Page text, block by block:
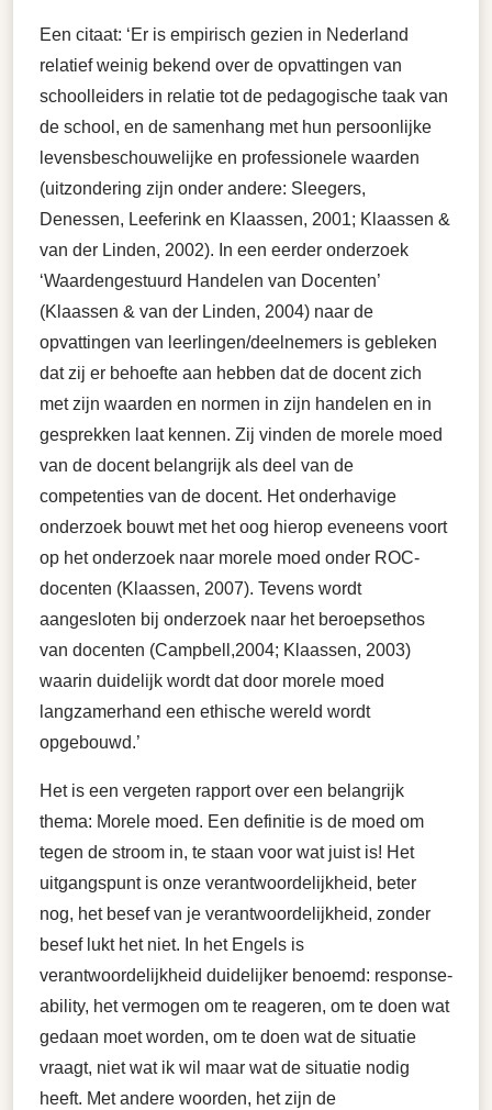
Een citaat: ‘Er is empirisch gezien in Nederland
relatief weinig bekend over de opvattingen van
schoolleiders in relatie tot de pedagogische taak van
de school, en de samenhang met hun persoonlijke
levensbeschouwelijke en professionele waarden
(uitzondering zijn onder andere: Sleegers,
Denessen, Leeferink en Klaassen, 2001; Klaassen &
van der Linden, 2002). In een eerder onderzoek
‘Waardengestuurd Handelen van Docenten’
(Klaassen & van der Linden, 2004) naar de
opvattingen van leerlingen/deelnemers is gebleken
dat zij er behoefte aan hebben dat de docent zich
met zijn waarden en normen in zijn handelen en in
gesprekken laat kennen. Zij vinden de morele moed
van de docent belangrijk als deel van de
competenties van de docent. Het onderhavige
onderzoek bouwt met het oog hierop eveneens voort
op het onderzoek naar morele moed onder ROC-
docenten (Klaassen, 2007). Tevens wordt
aangesloten bij onderzoek naar het beroepsethos
van docenten (Campbell,2004; Klaassen, 2003)
waarin duidelijk wordt dat door morele moed
langzamerhand een ethische wereld wordt
opgebouwd.’
Het is een vergeten rapport over een belangrijk
thema: Morele moed. Een definitie is de moed om
tegen de stroom in, te staan voor wat juist is! Het
uitgangspunt is onze verantwoordelijkheid, beter
nog, het besef van je verantwoordelijkheid, zonder
besef lukt het niet. In het Engels is
verantwoordelijkheid duidelijker benoemd: response-
ability, het vermogen om te reageren, om te doen wat
gedaan moet worden, om te doen wat de situatie
vraagt, niet wat ik wil maar wat de situatie nodig
heeft. Met andere woorden, het zijn de